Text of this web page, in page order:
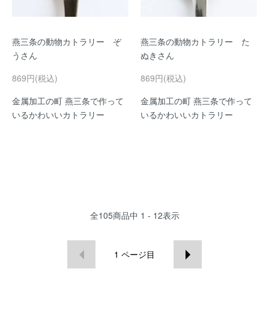
燕三条の動物カトラリー ぞ
うさん
869円(税込)
金属加工の町 燕三条で作って
いるかわいいカトラリー
燕三条の動物カトラリー た
ぬきさん
869円(税込)
金属加工の町 燕三条で作って
いるかわいいカトラリー
全105商品中 1 - 12表示
1 ページ目